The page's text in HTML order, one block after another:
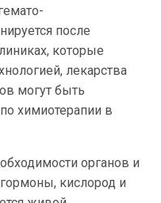
после
которые
лекарства
могут быть
химиотерапии в
органов и
кислород и